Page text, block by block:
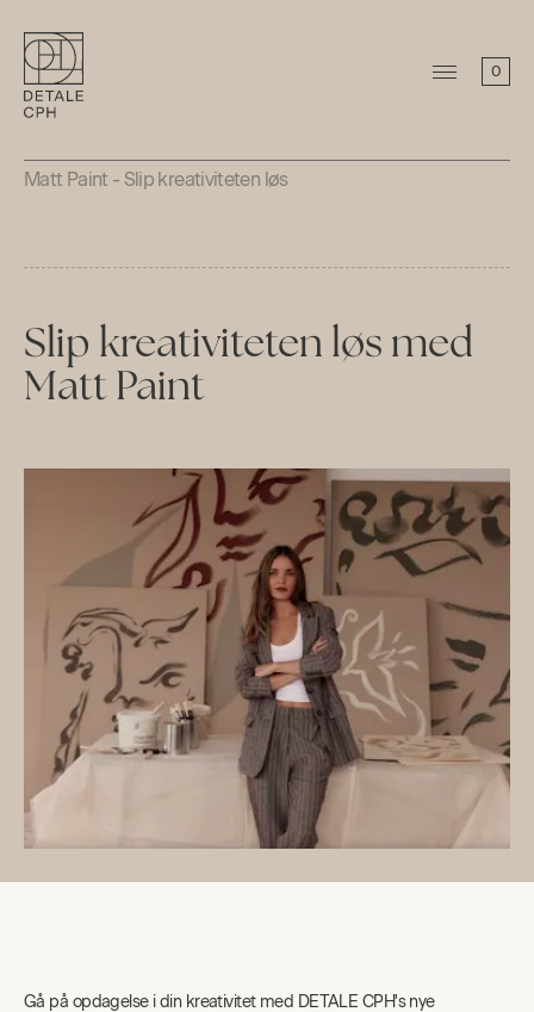
0
Matt Paint - Slip kreativiteten løs
Slip kreativiteten løs med
Matt Paint
Gå på opdagelse i din kreativitet med DETALE CPH's nye